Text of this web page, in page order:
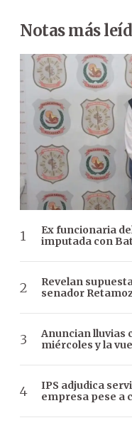
Notas más
Ex funcionaria
imputada con
Revelan
senador
Anuncian lluvias
miércoles y la
IPS adjudica
empresa pese a